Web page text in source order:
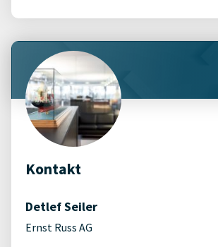
Kontakt
Detlef Seiler
Ernst Russ AG